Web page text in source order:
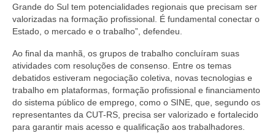
Grande do Sul tem potencialidades regionais que precisam ser
valorizadas na formação profissional. É fundamental conectar o
Estado, o mercado e o trabalho”, defendeu.
Ao final da manhã, os grupos de trabalho concluíram suas
atividades com resoluções de consenso. Entre os temas
debatidos estiveram negociação coletiva, novas tecnologias e
trabalho em plataformas, formação profissional e financiamento
do sistema público de emprego, como o SINE, que, segundo os
representantes da CUT-RS, precisa ser valorizado e fortalecido
para garantir mais acesso e qualificação aos trabalhadores.